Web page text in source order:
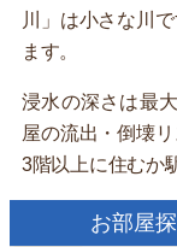
川」は小さな川
ます。
浸水の深さは最
屋の流出・倒壊
3階以上に住むか
お部屋